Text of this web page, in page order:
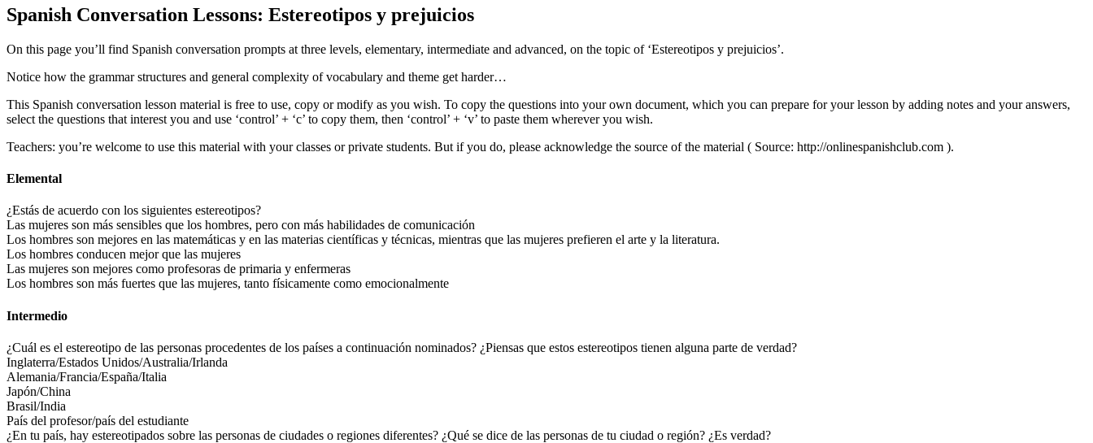
Spanish Conversation Lessons: Estereotipos y prejuicios
On this page you’ll find Spanish conversation prompts at three levels, elementary, intermediate and advanced, on the topic of ‘Estereotipos y prejuicios’.
Notice how the grammar structures and general complexity of vocabulary and theme get harder…
This Spanish conversation lesson material is free to use, copy or modify as you wish. To copy the questions into your own document, which you can prepare for your lesson by adding notes and your answers,
select the questions that interest you and use ‘control’ + ‘c’ to copy them, then ‘control’ + ‘v’ to paste them wherever you wish.
Teachers: you’re welcome to use this material with your classes or private students. But if you do, please acknowledge the source of the material ( Source: http://onlinespanishclub.com ).
Elemental
¿Estás de acuerdo con los siguientes estereotipos?
Las mujeres son más sensibles que los hombres, pero con más habilidades de comunicación
Los hombres son mejores en las matemáticas y en las materias científicas y técnicas, mientras que las mujeres prefieren el arte y la literatura.
Los hombres conducen mejor que las mujeres
Las mujeres son mejores como profesoras de primaria y enfermeras
Los hombres son más fuertes que las mujeres, tanto físicamente como emocionalmente
Intermedio
¿Cuál es el estereotipo de las personas procedentes de los países a continuación nominados? ¿Piensas que estos estereotipos tienen alguna parte de verdad?
Inglaterra/Estados Unidos/Australia/Irlanda
Alemania/Francia/España/Italia
Japón/China
Brasil/India
País del profesor/país del estudiante
¿En tu país, hay estereotipados sobre las personas de ciudades o regiones diferentes? ¿Qué se dice de las personas de tu ciudad o región? ¿Es verdad?